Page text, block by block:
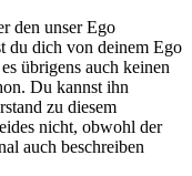
den unser Ego
du dich von deinem Ego
übrigens auch keinen
Du kannst ihn
zu diesem
nicht, obwohl der
auch beschreiben